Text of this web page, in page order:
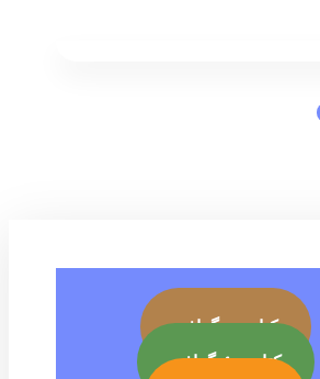
کتاب بیوگرافی
کتاب جئوگرافی